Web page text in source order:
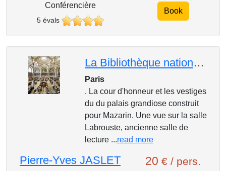
Conférencière
5 évals
Book
La Bibliothèque nationale Richelieu rénovée
Paris
. La cour d'honneur et les vestiges
du du palais grandiose construit
pour Mazarin. Une vue sur la salle
Labrouste, ancienne salle de
lecture ...read more
Pierre-Yves JASLET 20 € / pers.